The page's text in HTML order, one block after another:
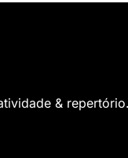
&